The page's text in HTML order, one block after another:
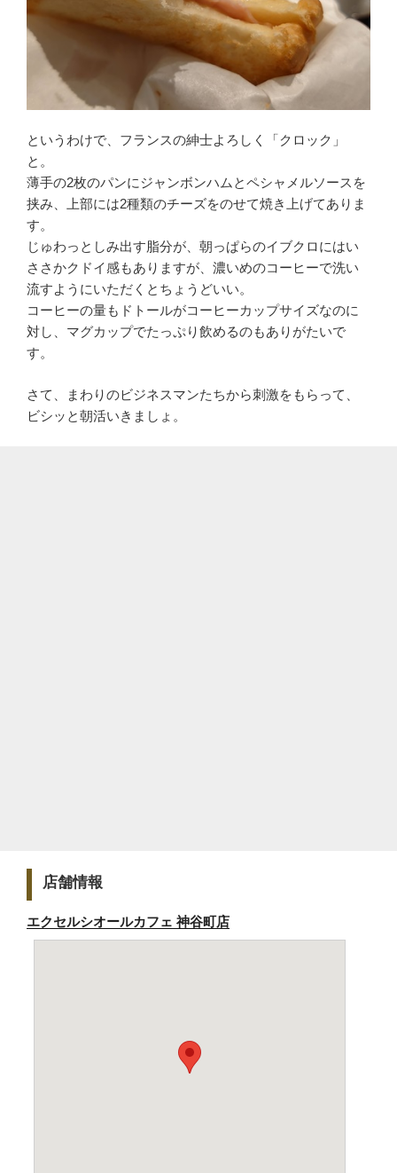
というわけで、フランスの紳士よろしく「クロック」
と。
薄手の2枚のパンにジャンボンハムとペシャメルソースを
挟み、上部には2種類のチーズをのせて焼き上げてありま
す。
じゅわっとしみ出す脂分が、朝っぱらのイブクロにはい
ささかクドイ感もありますが、濃いめのコーヒーで洗い
流すようにいただくとちょうどいい。
コーヒーの量もドトールがコーヒーカップサイズなのに
対し、マグカップでたっぷり飲めるのもありがたいで
す。
さて、まわりのビジネスマンたちから刺激をもらって、
ビシッと朝活いきましょ。
店舗情報
エクセルシオールカフェ 神谷町店